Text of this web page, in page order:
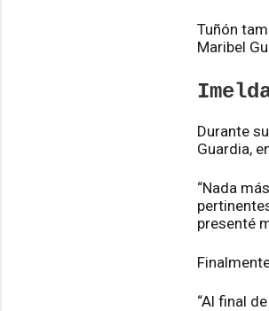
Tuñón
Maribel
Durante
Guardia,
“Nada
presenté
“Al final